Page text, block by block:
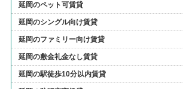
延岡のペット可賃貸
延岡のシングル向け賃貸
延岡のファミリー向け賃貸
延岡の敷金礼金なし賃貸
延岡の駅徒歩10分以内賃貸